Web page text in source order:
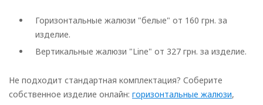
Горизонтальные жалюзи "белые" от 160 грн. за
изделие.
Вертикальные жалюзи "Line" от 327 грн. за изделие.
Не подходит стандартная комплектация? Соберите
собственное изделие онлайн: горизонтальные жалюзи,